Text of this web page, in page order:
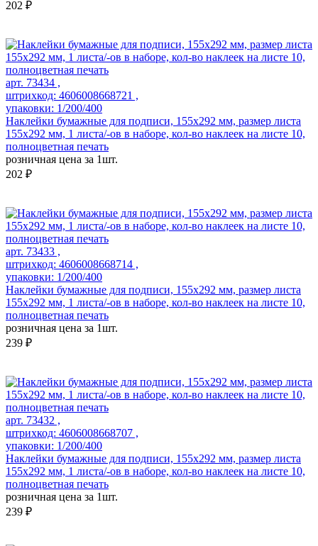
202 ₽
арт. 73434 ,
штрихкод: 4606008668721 ,
упаковки: 1/200/400
Наклейки бумажные для подписи, 155х292 мм, размер листа
155х292 мм, 1 листа/-ов в наборе, кол-во наклеек на листе 10,
полноцветная печать
розничная цена за 1шт.
202 ₽
арт. 73433 ,
штрихкод: 4606008668714 ,
упаковки: 1/200/400
Наклейки бумажные для подписи, 155х292 мм, размер листа
155х292 мм, 1 листа/-ов в наборе, кол-во наклеек на листе 10,
полноцветная печать
розничная цена за 1шт.
239 ₽
арт. 73432 ,
штрихкод: 4606008668707 ,
упаковки: 1/200/400
Наклейки бумажные для подписи, 155х292 мм, размер листа
155х292 мм, 1 листа/-ов в наборе, кол-во наклеек на листе 10,
полноцветная печать
розничная цена за 1шт.
239 ₽